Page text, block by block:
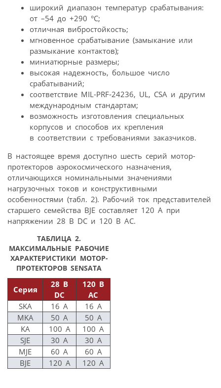
широкий диапазон температур срабатывания:
от –54 до +290 °C;
отличная вибростойкость;
мгновенное срабатывание (замыкание или
размыкание контактов);
миниатюрные размеры;
высокая надежность, большое число
срабатываний;
соответствие MIL-PRF‑24236, UL, CSA и другим
международным стандартам;
возможность изготовления специальных
корпусов и способов их крепления
в соответствии с требованиями заказчиков.
В настоящее время доступно шесть серий мотор-
протекторов аэрокосмического назначения,
отличающихся номинальными значениями
нагрузочных токов и конструктивными
особенностями (табл. 2). Рабочий ток представителей
старшего семейства BJE составляет 120 А при
напряжении 28 В DC и 120 В AC.
ТАБЛИЦА 2.
МАКСИМАЛЬНЫЕ РАБОЧИЕ
ХАРАКТЕРИСТИКИ МОТОР-
ПРОТЕКТОРОВ SENSATA
Серия
28 В
DC
120 В
AC
SKA
16 A
16 A
MKA
50 A
50 A
KA
100 A
100 A
SJE
30 A
30 A
MJE
60 A
60 A
BJE
120 A 120 A